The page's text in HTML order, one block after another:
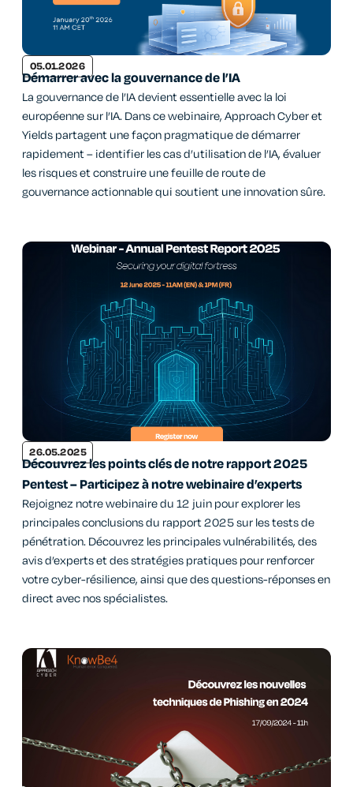
05.01.2026
Démarrer avec la gouvernance de l’IA
La gouvernance de l’IA devient essentielle avec la loi
européenne sur l’IA. Dans ce webinaire, Approach Cyber et
Yields partagent une façon pragmatique de démarrer
rapidement – identifier les cas d’utilisation de l’IA, évaluer
les risques et construire une feuille de route de
gouvernance actionnable qui soutient une innovation sûre.
26.05.2025
Découvrez les points clés de notre rapport 2025
Pentest – Participez à notre webinaire d’experts
Rejoignez notre webinaire du 12 juin pour explorer les
principales conclusions du rapport 2025 sur les tests de
pénétration. Découvrez les principales vulnérabilités, des
avis d’experts et des stratégies pratiques pour renforcer
votre cyber-résilience, ainsi que des questions-réponses en
direct avec nos spécialistes.